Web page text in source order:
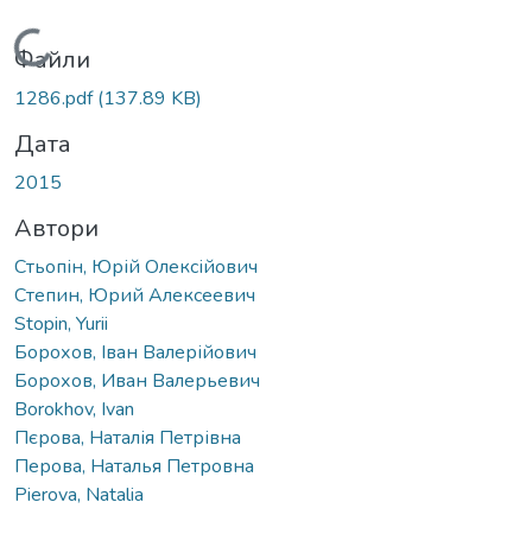
Вантажиться...
Файли
1286.pdf(137.89 KB)
Дата
2015
Автори
Стьопін, Юрій Олексійович
Степин, Юрий Алексеевич
Stopin, Yurii
Борохов, Іван Валерійович
Борохов, Иван Валерьевич
Borokhov, Ivan
Пєрова, Наталія Петрівна
Перова, Наталья Петровна
Pierova, Natalia